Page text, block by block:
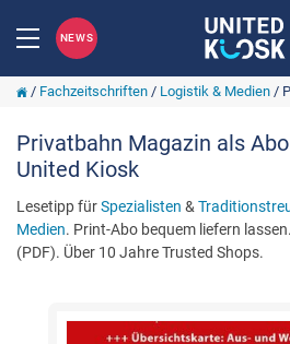
NEWS
/ Fachzeitschriften/ Logistik & Medien/
Privatbahn Magazin als
United Kiosk
Lesetipp fürSpezialisten &
Medien. Print-Abo bequem liefern
(PDF). Über 10 Jahre Trusted Shops.